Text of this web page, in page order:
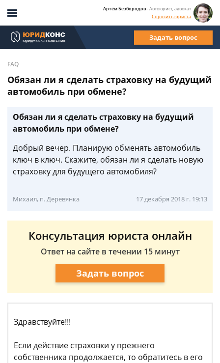
Артём Безбородов- Автоюрист, адвокат
Спросить юриста
Задать вопрос
FAQ
Обязан ли я сделать страховку на будущий
автомобиль при обмене?
Обязан ли я сделать страховку на будущий
автомобиль при обмене?
Добрый вечер. Планирую обменять автомобиль
ключ в ключ. Скажите, обязан ли я сделать новую
страховку для будущего автомобиля?
Михаил, п. Деревянка 17 декабря 2018 г. 19:13
Консультация юриста онлайн
Ответ на сайте в течении 15 минут
Задать вопрос
Здравствуйте!!!
Если действие страховки у прежнего
собственника продолжается, то обратитесь в его